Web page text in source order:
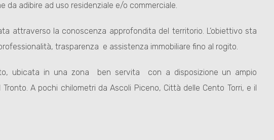
da adibire ad uso residenziale e/o commerciale.
attraverso la conoscenza approfondita del territorio. L’obiettivo sta
trasparenza e assistenza immobiliare fino al rogito.
ubicata in una zona ben servita con a disposizione un ampio
A pochi chilometri da Ascoli Piceno, Città delle Cento Torri, e il